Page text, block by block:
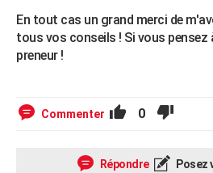
En tout cas un grand merci de
tous vos conseils ! Si vous pensez
preneur !
Commenter 0
Répondre Posez